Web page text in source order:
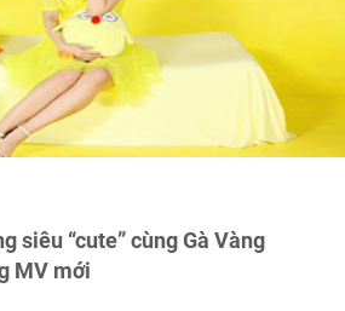
siêu “cute” cùng Gà Vàng
MV mới